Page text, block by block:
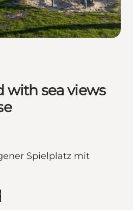
with sea views
Spielplatz mit